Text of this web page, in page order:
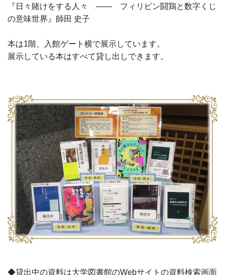
『日々賭けをする人々 —— フィリピン闘鶏と数字くじ
の意味世界』師田 史子
本は1階、入館ゲート横で展示しています。
展示している本はすべて貸し出しできます。
◆貸出中の資料は大学図書館のWebサイトの資料検索画面